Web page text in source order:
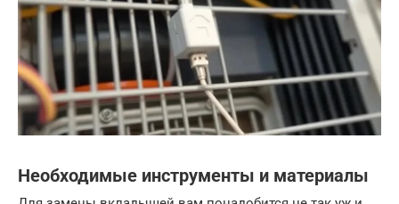
Необходимые инструменты и материалы